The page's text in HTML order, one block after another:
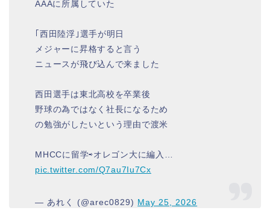
AAAに所属していた
｢西田陸浮｣選手が明日
メジャーに昇格すると言う
ニュースが飛び込んで来ました
西田選手は東北高校を卒業後
野球の為ではなく社長になるため
の勉強がしたいという理由で渡米
MHCCに留学⇨オレゴン大に編入…
pic.twitter.com/Q7au7Iu7Cx
— あれく (@arec0829) May 25, 2026